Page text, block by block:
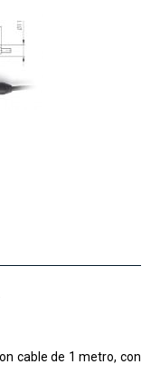
cable de 1 metro, con